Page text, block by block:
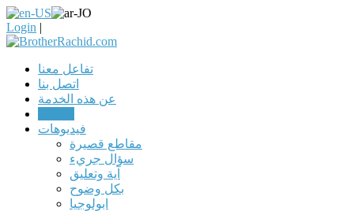
Login |
تفاعل معنا
اتصل بنا
عن هذه الخدمة
فيديوهات
مقاطع قصيرة
سؤال جريء
آية وتعليق
بكل وضوح
ابولوجيا